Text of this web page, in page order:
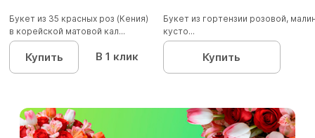
Букет из 35 красных роз (Кения)
в корейской матовой кал...
Купить В 1 клик
Букет из гортензии розовой,
кусто...
Купить